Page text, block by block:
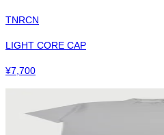
TNRCN
LIGHT CORE CAP
¥7,700